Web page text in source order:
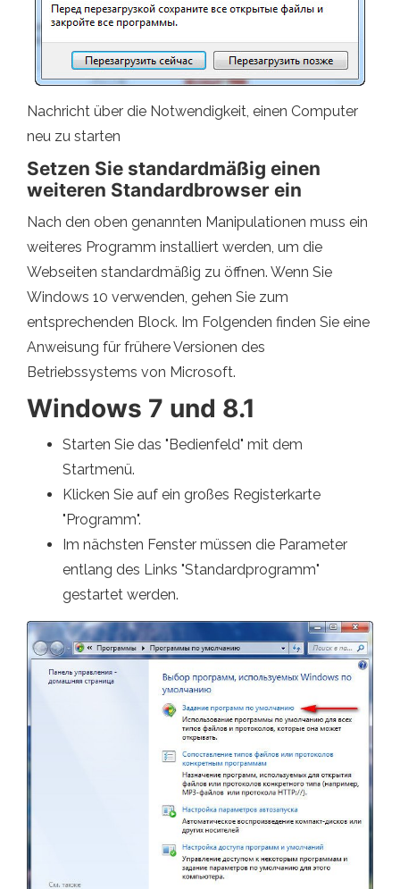
Nachricht über die Notwendigkeit, einen Computer
neu zu starten
Setzen Sie standardmäßig einen
weiteren Standardbrowser ein
Nach den oben genannten Manipulationen muss ein
weiteres Programm installiert werden, um die
Webseiten standardmäßig zu öffnen. Wenn Sie
Windows 10 verwenden, gehen Sie zum
entsprechenden Block. Im Folgenden finden Sie eine
Anweisung für frühere Versionen des
Betriebssystems von Microsoft.
Windows 7 und 8.1
Starten Sie das "Bedienfeld" mit dem
Startmenü.
Klicken Sie auf ein großes Registerkarte
"Programm".
Im nächsten Fenster müssen die Parameter
entlang des Links "Standardprogramm"
gestartet werden.